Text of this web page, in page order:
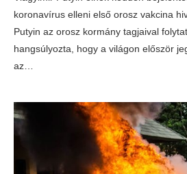
koronavírus elleni első orosz vakcina
Putyin az orosz kormány tagjaival
hangsúlyozta, hogy a világon először
az…